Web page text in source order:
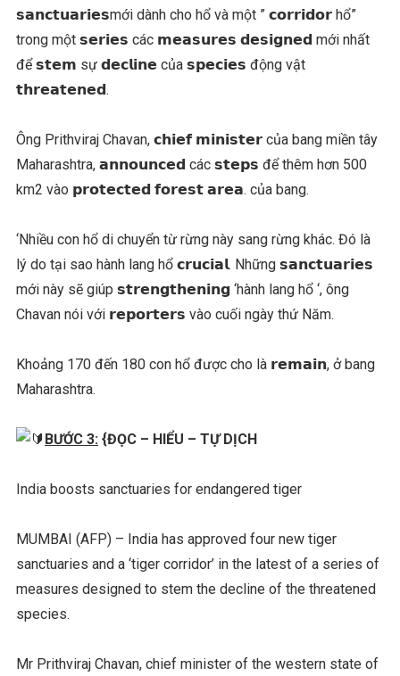
𝘀𝗮𝗻𝗰𝘁𝘂𝗮𝗿𝗶𝗲𝘀mới dành cho hổ và một ” 𝗰𝗼𝗿𝗿𝗶𝗱𝗼𝗿 hổ”
trong một 𝘀𝗲𝗿𝗶𝗲𝘀 các 𝗺𝗲𝗮𝘀𝘂𝗿𝗲𝘀 𝗱𝗲𝘀𝗶𝗴𝗻𝗲𝗱 mới nhất
để 𝘀𝘁𝗲𝗺 sự 𝗱𝗲𝗰𝗹𝗶𝗻𝗲 của 𝘀𝗽𝗲𝗰𝗶𝗲𝘀 động vật
𝘁𝗵𝗿𝗲𝗮𝘁𝗲𝗻𝗲𝗱.
Ông Prithviraj Chavan, 𝗰𝗵𝗶𝗲𝗳 𝗺𝗶𝗻𝗶𝘀𝘁𝗲𝗿 của bang miền tây
Maharashtra, 𝗮𝗻𝗻𝗼𝘂𝗻𝗰𝗲𝗱 các 𝘀𝘁𝗲𝗽𝘀 để thêm hơn 500
km2 vào 𝗽𝗿𝗼𝘁𝗲𝗰𝘁𝗲𝗱 𝗳𝗼𝗿𝗲𝘀𝘁 𝗮𝗿𝗲𝗮. của bang.
‘Nhiều con hổ di chuyển từ rừng này sang rừng khác. Đó là
lý do tại sao hành lang hổ 𝗰𝗿𝘂𝗰𝗶𝗮𝗹. Những 𝘀𝗮𝗻𝗰𝘁𝘂𝗮𝗿𝗶𝗲𝘀
mới này sẽ giúp 𝘀𝘁𝗿𝗲𝗻𝗴𝘁𝗵𝗲𝗻𝗶𝗻𝗴 ‘hành lang hổ ‘, ông
Chavan nói với 𝗿𝗲𝗽𝗼𝗿𝘁𝗲𝗿𝘀 vào cuối ngày thứ Năm.
Khoảng 170 đến 180 con hổ được cho là 𝗿𝗲𝗺𝗮𝗶𝗻, ở bang
Maharashtra.
BƯỚC 3: {ĐỌC – HIỂU – TỰ DỊCH
India boosts sanctuaries for endangered tiger
MUMBAI (AFP) – India has approved four new tiger
sanctuaries and a ‘tiger corridor’ in the latest of a series of
measures designed to stem the decline of the threatened
species.
Mr Prithviraj Chavan, chief minister of the western state of